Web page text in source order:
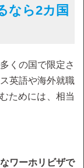
なら2カ国
くの国で限定さ
英語や海外就職
ためには、相当
ワーホリビザで